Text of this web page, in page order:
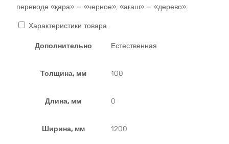
переводе «қара» — «черное», «ағаш» — «дерево».
Характеристики товара
Дополнительно Естественная
Толщина, мм 100
Длина, мм 0
Ширина, мм 1200